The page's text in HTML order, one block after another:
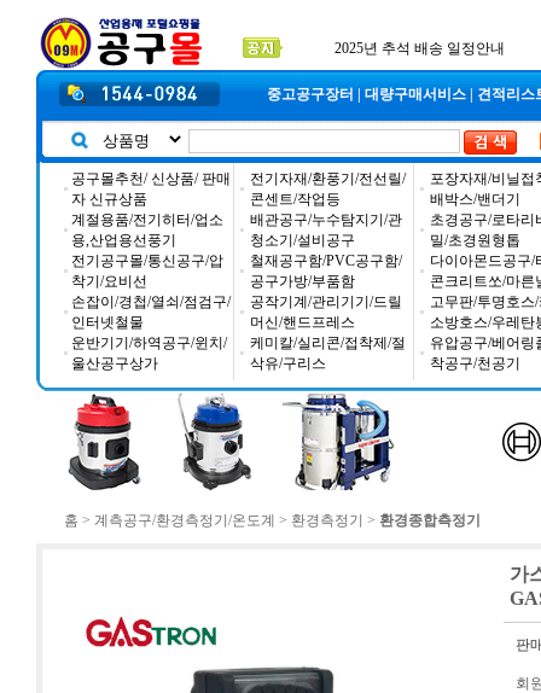
2026년 설날 배송일장 안내
중고공구장터 대량구매서비스 견적리스
공구몰추천/ 신상품/ 판매
자 신규상품
계절용품/전기히터/업소
용,산업용선풍기
전기공구몰/통신공구/압
착기/요비선
손잡이/경첩/열쇠/점검구/
인터넷철물
운반기기/하역공구/윈치/
울산공구상가
전기자재/환풍기/전선릴/
콘센트/작업등
배관공구/누수탐지기/관
청소기/설비공구
철재공구함/PVC공구함/
공구가방/부품함
공작기계/관리기기/드릴
머신/핸드프레스
케미칼/실리콘/접착제/절
삭유/구리스
포장자재/비닐접
배박스/밴더기
초경공구/로타리
밀/초경원형톱
다이아몬드공구/
콘크리트쏘/마른
고무판/투명호스
소방호스/우레탄
유압공구/베어링
착공구/천공기
홈 > 계측공구/환경측정기/온도계 > 환경측정기 > 환경종합측정기
가
판
회